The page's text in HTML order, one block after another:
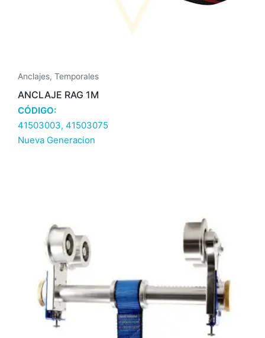
Anclajes, Temporales
ANCLAJE RAG 1M
CÓDIGO:
41503003, 41503075
Nueva Generacion